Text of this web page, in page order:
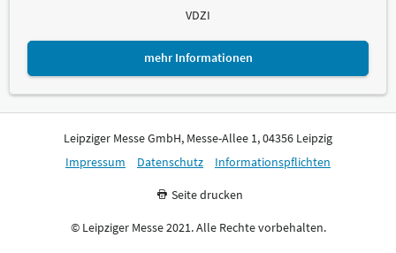
VDZI
mehr Informationen
Leipziger Messe GmbH, Messe-Allee 1, 04356 Leipzig
Impressum
Datenschutz Informationspflichten
Seite drucken
© Leipziger Messe 2021. Alle Rechte vorbehalten.